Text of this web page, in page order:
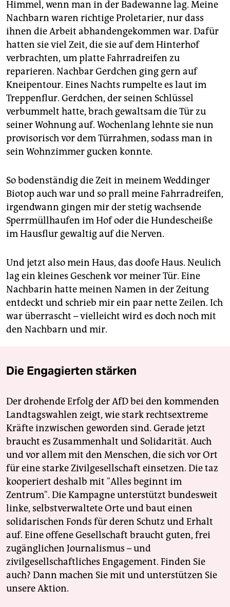
Himmel, wenn man in der Badewanne lag. Meine
Nachbarn waren richtige Proletarier, nur dass
ihnen die Arbeit abhandengekommen war. Dafür
hatten sie viel Zeit, die sie auf dem Hinterhof
verbrachten, um platte Fahrradreifen zu
reparieren. Nachbar Gerdchen ging gern auf
Kneipentour. Eines Nachts rumpelte es laut im
Treppenflur. Gerdchen, der seinen Schlüssel
verbummelt hatte, brach gewaltsam die Tür zu
seiner Wohnung auf. Wochenlang lehnte sie nun
provisorisch vor dem Türrahmen, sodass man in
sein Wohnzimmer gucken konnte.
So bodenständig die Zeit in meinem Weddinger
Biotop auch war und so prall meine Fahrradreifen,
irgendwann gingen mir der stetig wachsende
Sperrmüllhaufen im Hof oder die Hundescheiße
im Hausflur gewaltig auf die Nerven.
Und jetzt also mein Haus, das doofe Haus. Neulich
lag ein kleines Geschenk vor meiner Tür. Eine
Nachbarin hatte meinen Namen in der Zeitung
entdeckt und schrieb mir ein paar nette Zeilen. Ich
war überrascht – vielleicht wird es doch noch mit
den Nachbarn und mir.
Die Engagierten stärken
Der drohende Erfolg der AfD bei den kommenden
Landtagswahlen zeigt, wie stark rechtsextreme
Kräfte inzwischen geworden sind. Gerade jetzt
braucht es Zusammenhalt und Solidarität. Auch
und vor allem mit den Menschen, die sich vor Ort
für eine starke Zivilgesellschaft einsetzen. Die taz
kooperiert deshalb mit "Alles beginnt im
Zentrum". Die Kampagne unterstützt bundesweit
linke, selbstverwaltete Orte und baut einen
solidarischen Fonds für deren Schutz und Erhalt
auf. Eine offene Gesellschaft braucht guten, frei
zugänglichen Journalismus – und
zivilgesellschaftliches Engagement. Finden Sie
auch? Dann machen Sie mit und unterstützen Sie
unsere Aktion.